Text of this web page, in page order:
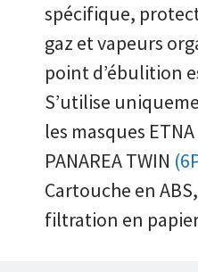
spécifique,
gaz et vapeurs
point d’ébulition
S’utilise
les masques
PANAREA TWIN
Cartouche en
filtration en